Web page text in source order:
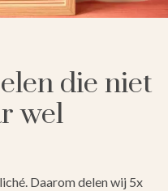
die niet
wel
Daarom delen wij 5x